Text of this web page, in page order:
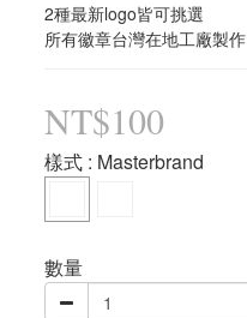
2種最新logo皆可挑選
所有徽章台灣在地工廠製作
NT$100
樣式 : Masterbrand
數量